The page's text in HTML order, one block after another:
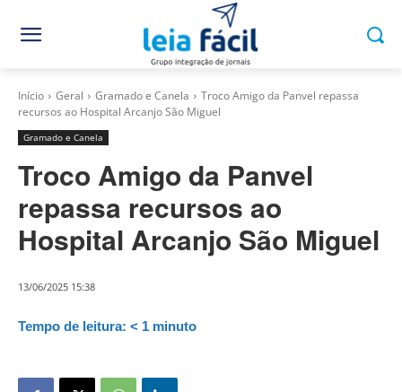
Início Geral Gramado e Canela
Troco Amigo da Panvel repassa
recursos ao Hospital Arcanjo São Miguel
Gramado e Canela
Troco Amigo da Panvel
repassa recursos ao
Hospital Arcanjo São Miguel
13/06/2025 15:38
Tempo de leitura: < 1 minuto